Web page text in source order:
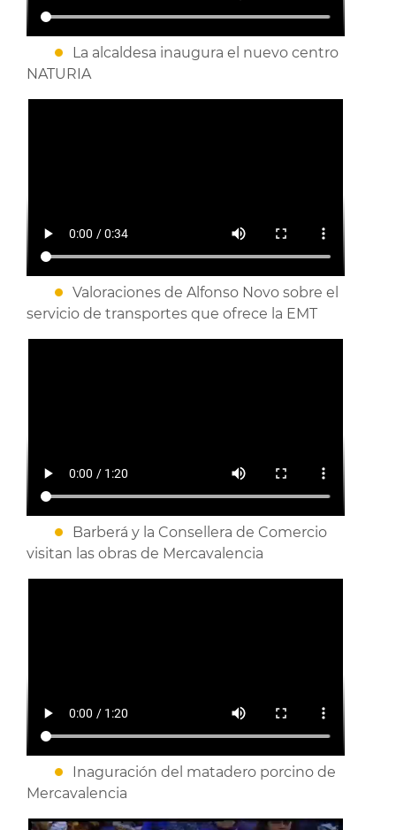
La alcaldesa inaugura el nuevo centro
NATURIA
Valoraciones de Alfonso Novo sobre el
servicio de transportes que ofrece la EMT
Barberá y la Consellera de Comercio
visitan las obras de Mercavalencia
Inaguración del matadero porcino de
Mercavalencia